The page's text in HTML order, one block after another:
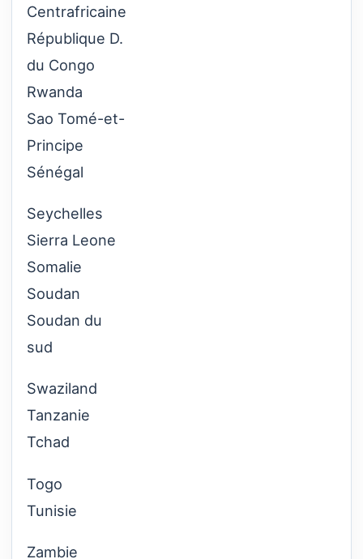
Centrafricaine
République D.
du Congo
Rwanda
Sao Tomé-et-
Principe
Sénégal
Seychelles
Sierra Leone
Somalie
Soudan
Soudan du
sud
Swaziland
Tanzanie
Tchad
Togo
Tunisie
Zambie